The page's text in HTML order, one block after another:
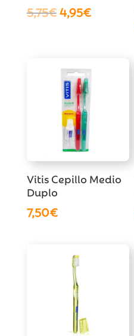
5,75€El
5,75€.
4,95€El
4,95€.
Vitis Cepillo Medio
Duplo
7,50€